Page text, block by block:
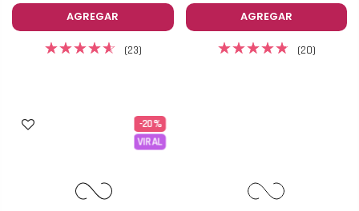
AGREGAR
(23)
AGREGAR
(20)
-20%
VIRAL